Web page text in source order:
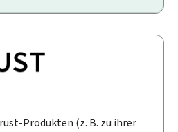
Produkten (z. B. zu ihrer